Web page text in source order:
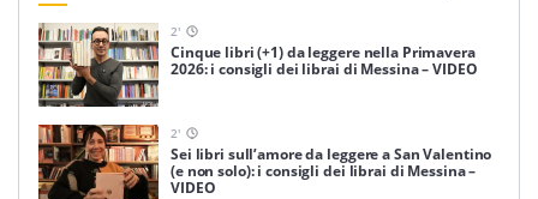
2'
Cinque libri (+1) da leggere nella Primavera
2026: i consigli dei librai di Messina – VIDEO
2'
Sei libri sull’amore da leggere a San Valentino
(e non solo): i consigli dei librai di Messina –
VIDEO